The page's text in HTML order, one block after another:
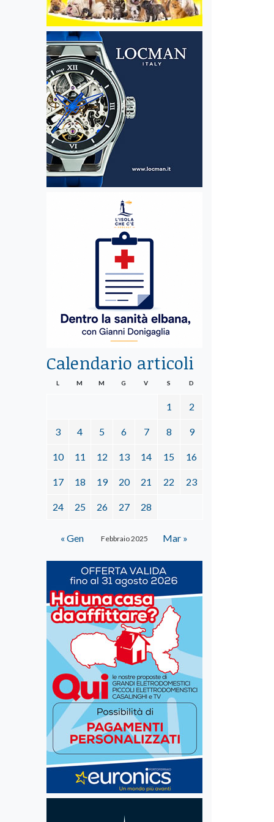
Calendario articoli
Febbraio 2025
L M M G V S D
1 2
3 4 5 6 7 8 9
10 11 12 13 14 15 16
17 18 19 20 21 22 23
24 25 26 27 28
« Gen Mar »